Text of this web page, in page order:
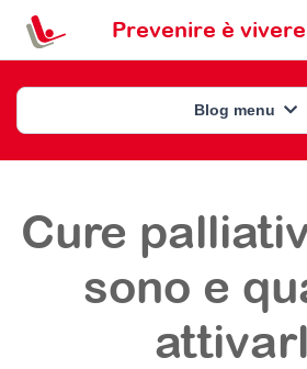
Prevenire è vivere
Blog menu
Cure
sono e